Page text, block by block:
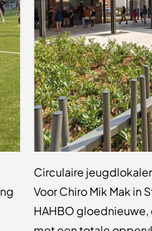
Circulaire
Voor Chiro Mik Mak in
HAHBO